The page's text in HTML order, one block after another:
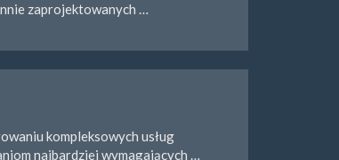
zaprojektowanych …
kompleksowych usług
najbardziej wymagających …